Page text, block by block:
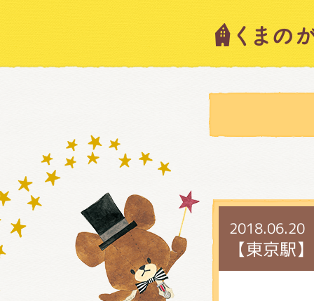
2018.06.20
【東京駅
キャ
絵本